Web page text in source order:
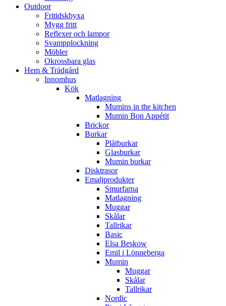
Outdoor
Fritidskbyxa
Mygg fritt
Reflexer och lampor
Svampplockning
Möbler
Okrossbara glas
Hem & Trädgård
Innomhus
Kök
Matlagning
Mumins in the kitchen
Mumin Bon Appétit
Brickor
Burkar
Plåtburkar
Glasburkar
Mumin burkar
Disktrasor
Emaljprodukter
Smurfarna
Matlagning
Muggar
Skålar
Tallrikar
Basic
Elsa Beskow
Emil i Lönneberga
Mumin
Muggar
Skålar
Tallrikar
Nordic